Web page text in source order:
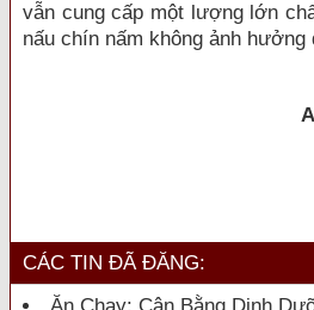
vẫn cung cấp một lượng lớn
nấu chín nấm không ảnh hưởng
CÁC TIN ĐÃ ĐĂNG: